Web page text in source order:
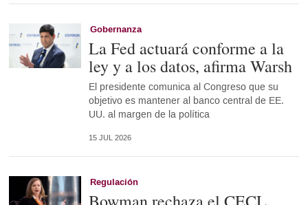
Gobernanza
La Fed actuará conforme a la
ley y a los datos, afirma Warsh
El presidente comunica al Congreso que su
objetivo es mantener al banco central de EE.
UU. al margen de la política
15 JUL 2026
Regulación